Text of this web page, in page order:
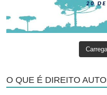
O QUE É DIREITO